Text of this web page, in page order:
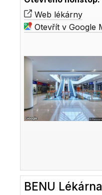
Web lékárny
Otevřít v Google
BENU Lékárna